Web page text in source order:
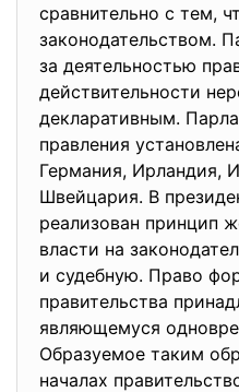
сравнительно с тем,
законодательством.
за деятельностью
действительности
декларативным.
правления
Германия, Ирландия,
Швейцария. В
реализован принцип
власти на
и судебную. Право
правительства
являющемуся
Образуемое таким
началах